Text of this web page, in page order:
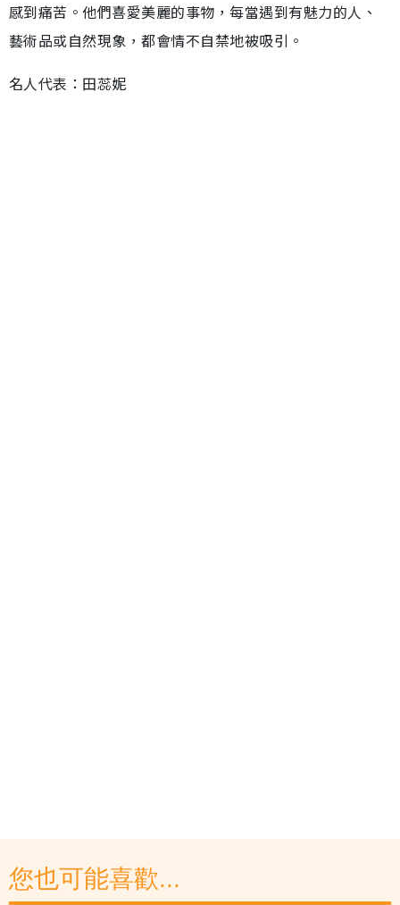
感到痛苦。他們喜愛美麗的事物，每當遇到有魅力的人、
藝術品或自然現象，都會情不自禁地被吸引。
名人代表：田蕊妮
您也可能喜歡...